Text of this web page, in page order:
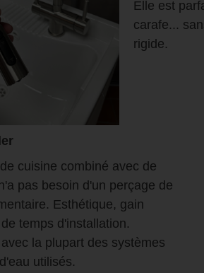
Elle est
carafe...
rigide.
cuisine combiné avec de
pas besoin d'un perçage de
Esthétique, gain
temps d'installation.
la plupart des systèmes
utilisés.